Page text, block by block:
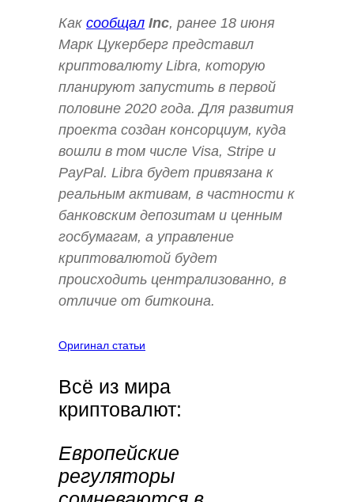
Как сообщал Inc, ранее 18 июня
Марк Цукерберг представил
криптовалюту Libra, которую
планируют запустить в первой
половине 2020 года. Для развития
проекта создан консорциум, куда
вошли в том числе Visa, Stripe и
PayPal. Libra будет привязана к
реальным активам, в частности к
банковским депозитам и ценным
госбумагам, а управление
криптовалютой будет
происходить централизованно, в
отличие от биткоина.
Оригинал статьи
Всё из мира
криптовалют:
Европейские
регуляторы